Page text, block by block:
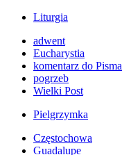
Liturgia
adwent
Eucharystia
komentarz do Pisma
pogrzeb
Wielki Post
Pielgrzymka
Częstochowa
Guadalupe